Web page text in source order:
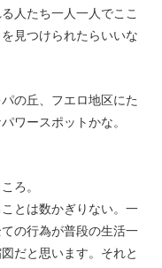
人たち一人一人でここ
見つけられたらいいな
の丘、フエロ地区にた
ワースポットかな。
ろ。
とは数かぎりない。一
の行為が普段の生活一
だと思います。それと